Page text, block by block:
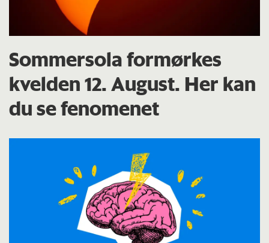
Sommersola formørkes
kvelden 12. August. Her kan
du se fenomenet